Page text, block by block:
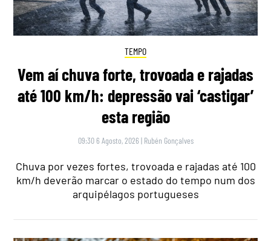
TEMPO
Vem aí chuva forte, trovoada e rajadas
até 100 km/h: depressão vai ‘castigar’
esta região
09:30 6 Agosto, 2026 | Rubén Gonçalves
Chuva por vezes fortes, trovoada e rajadas até 100
km/h deverão marcar o estado do tempo num dos
arquipélagos portugueses